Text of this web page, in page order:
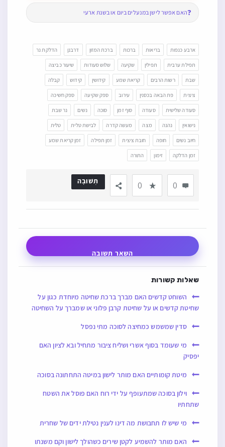
❓האם אפשר לישן במנעלים ביום או בשנת ארעי
ארבע כנפות בריאות ברכות ברכת המזון דרבנן הדלקת נר
התורה זימון זמן הדלקה
זמן קריאת שמע זמן תפילה חובת ציצית חופה חיוב נשים
טלית לבישת טלית מעשה קדרה מצה נהנה נישואין
נר שבת נשים סוכה סוף זמן סעודה סעודה שלישית
ספק חשיכה ספק שקיעה עירוב פת הבאה בכסנין ציצית
קבלה קידוש קידושין קריאת שמע רשות הרבים שבת
שיעור כביצה שלוש סעודות שקיעה תפילין תפילת ערבית
0
0 תְשׁוּבָה
השאר תשובה
שאלות קשורות
השוחט קדשים האם מברך ברכת שחיטה מיוחדת כגון על
שחיטת קדשים או על שחיטת קרבן פלוני או שמברך על השחיטה
סדין שמשמש כמחיצה לסוכה מתי נפסל
מי שעומד בסוף אשרי ושליח ציבור מתחיל ובא לציון האם
יפסיק
מיטת קומותיים האם מותר לישון במיטה התחתונה בסוכה
וילון בסוכה שמתעופף על ידי רוח האם פוסל את השטח
שתחתיו
מי שיש לו תחבושת מה דינו לענין נטילת ידים של שחרית
האם מותר להשמיע לקטן שירים כשהולך לישון וקם משנתו